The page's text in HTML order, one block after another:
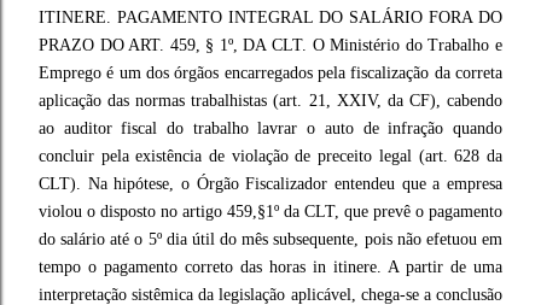
ITINERE. PAGAMENTO INTEGRAL DO SALÁRIO FORA DO
PRAZO DO ART. 459, § 1º, DA CLT. O Ministério do Trabalho e
Emprego é um dos órgãos encarregados pela fiscalização da correta
aplicação das normas trabalhistas (art. 21, XXIV, da CF), cabendo
ao auditor fiscal do trabalho lavrar o auto de infração quando
concluir pela existência de violação de preceito legal (art. 628 da
CLT). Na hipótese, o Órgão Fiscalizador entendeu que a empresa
violou o disposto no artigo 459,§1º da CLT, que prevê o pagamento
do salário até o 5º dia útil do mês subsequente, pois não efetuou em
tempo o pagamento correto das horas in itinere. A partir de uma
interpretação sistêmica da legislação aplicável, chega-se a conclusão